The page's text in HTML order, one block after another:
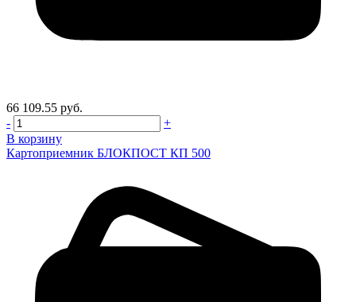
66 109.55 руб.
-
+
В корзину
Картоприемник БЛОКПОСТ КП 500